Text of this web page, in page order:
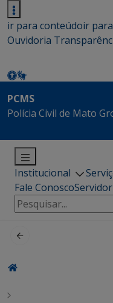
ir para conteúdoir
Ouvidoria
PCMS
Polícia Civil de Mato
Institucional
Fale ConoscoServidor
Pesquisar
por: